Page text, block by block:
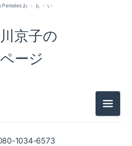
1034-6573
京子の
ページ
Pensées お ・ も ・ い
メニュ